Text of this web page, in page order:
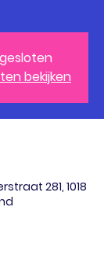
bekijken
281, 1018